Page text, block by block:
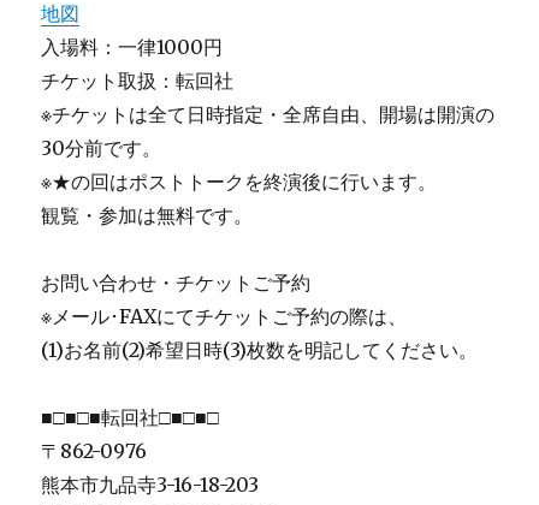
地図
入場料：一律1000円
チケット取扱：転回社
※チケットは全て日時指定・全席自由、開場は開演の
30分前です。
※★の回はポストトークを終演後に行います。
観覧・参加は無料です。
お問い合わせ・チケットご予約
※メール･FAXにてチケットご予約の際は、
(1)お名前(2)希望日時(3)枚数を明記してください。
■□■□■転回社□■□■□
〒862-0976
熊本市九品寺3-16-18-203